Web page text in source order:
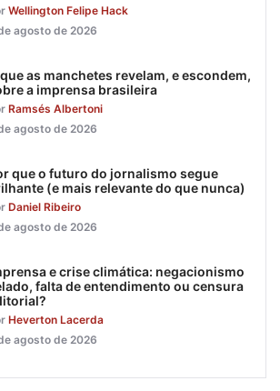
Wellington Felipe Hack
agosto de 2026
as manchetes revelam, e escondem,
a imprensa brasileira
Ramsés Albertoni
agosto de 2026
que o futuro do jornalismo segue
(e mais relevante do que nunca)
Daniel Ribeiro
agosto de 2026
e crise climática: negacionismo
falta de entendimento ou censura
Heverton Lacerda
agosto de 2026